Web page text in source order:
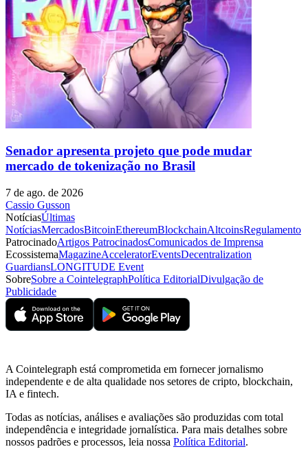
Senador apresenta projeto que pode mudar
mercado de tokenização no Brasil
7 de ago. de 2026
Cassio Gusson
NotíciasÚltimas
NotíciasMercadosBitcoinEthereumBlockchainAltcoinsRegulamento
PatrocinadoArtigos PatrocinadosComunicados de Imprensa
EcossistemaMagazineAcceleratorEventsDecentralization
GuardiansLONGITUDE Event
SobreSobre a CointelegraphPolítica EditorialDivulgação de
Publicidade
A Cointelegraph está comprometida em fornecer jornalismo
independente e de alta qualidade nos setores de cripto, blockchain,
IA e fintech.
Todas as notícias, análises e avaliações são produzidas com total
independência e integridade jornalística. Para mais detalhes sobre
nossos padrões e processos, leia nossa Política Editorial.